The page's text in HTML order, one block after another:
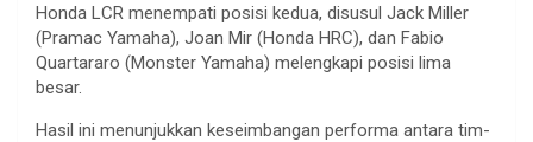
Honda LCR menempati posisi kedua, disusul Jack Miller
(Pramac Yamaha), Joan Mir (Honda HRC), dan Fabio
Quartararo (Monster Yamaha) melengkapi posisi lima
besar.
Hasil ini menunjukkan keseimbangan performa antara tim-